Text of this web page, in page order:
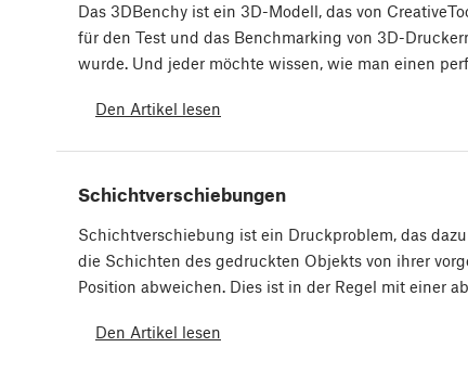
Das 3DBenchy ist ein 3D-Modell, das von
für den Test und das Benchmarking von 3D-
wurde. Und jeder möchte wissen, wie man einen
Den Artikel lesen
Schichtverschiebungen
Schichtverschiebung ist ein Druckproblem, das
die Schichten des gedruckten Objekts von ihrer
Position abweichen. Dies ist in der Regel mit einer
Den Artikel lesen